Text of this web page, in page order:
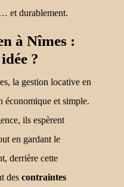
et durablement.
à Nîmes :
?
la gestion locative en
économique et simple.
ils espèrent
en gardant le
derrière cette
des contraintes